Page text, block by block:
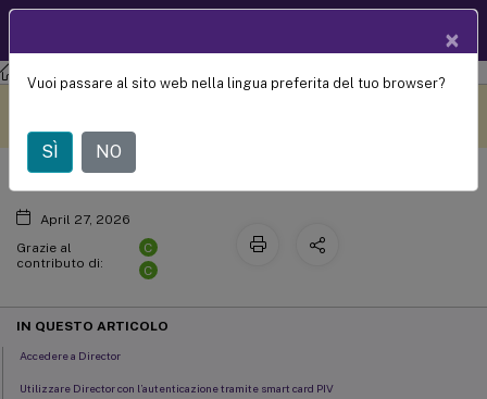
Citrix Virtual Apps and Desktops 7 2402 LTSR Direttore
Director
April 27, 2026
Grazie al
contributo di:
C
C
IN QUESTO ARTICOLO
Accedere a Director
Utilizzare Director con l’autenticazione tramite smart card PIV
×
Vuoi passare al sito web nella lingua preferita del tuo browser?
SÌ NO